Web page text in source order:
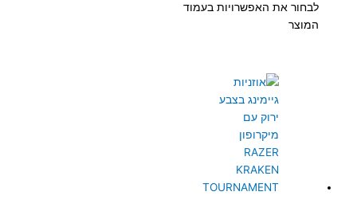
לבחור את האפשרויות בעמוד
המוצר